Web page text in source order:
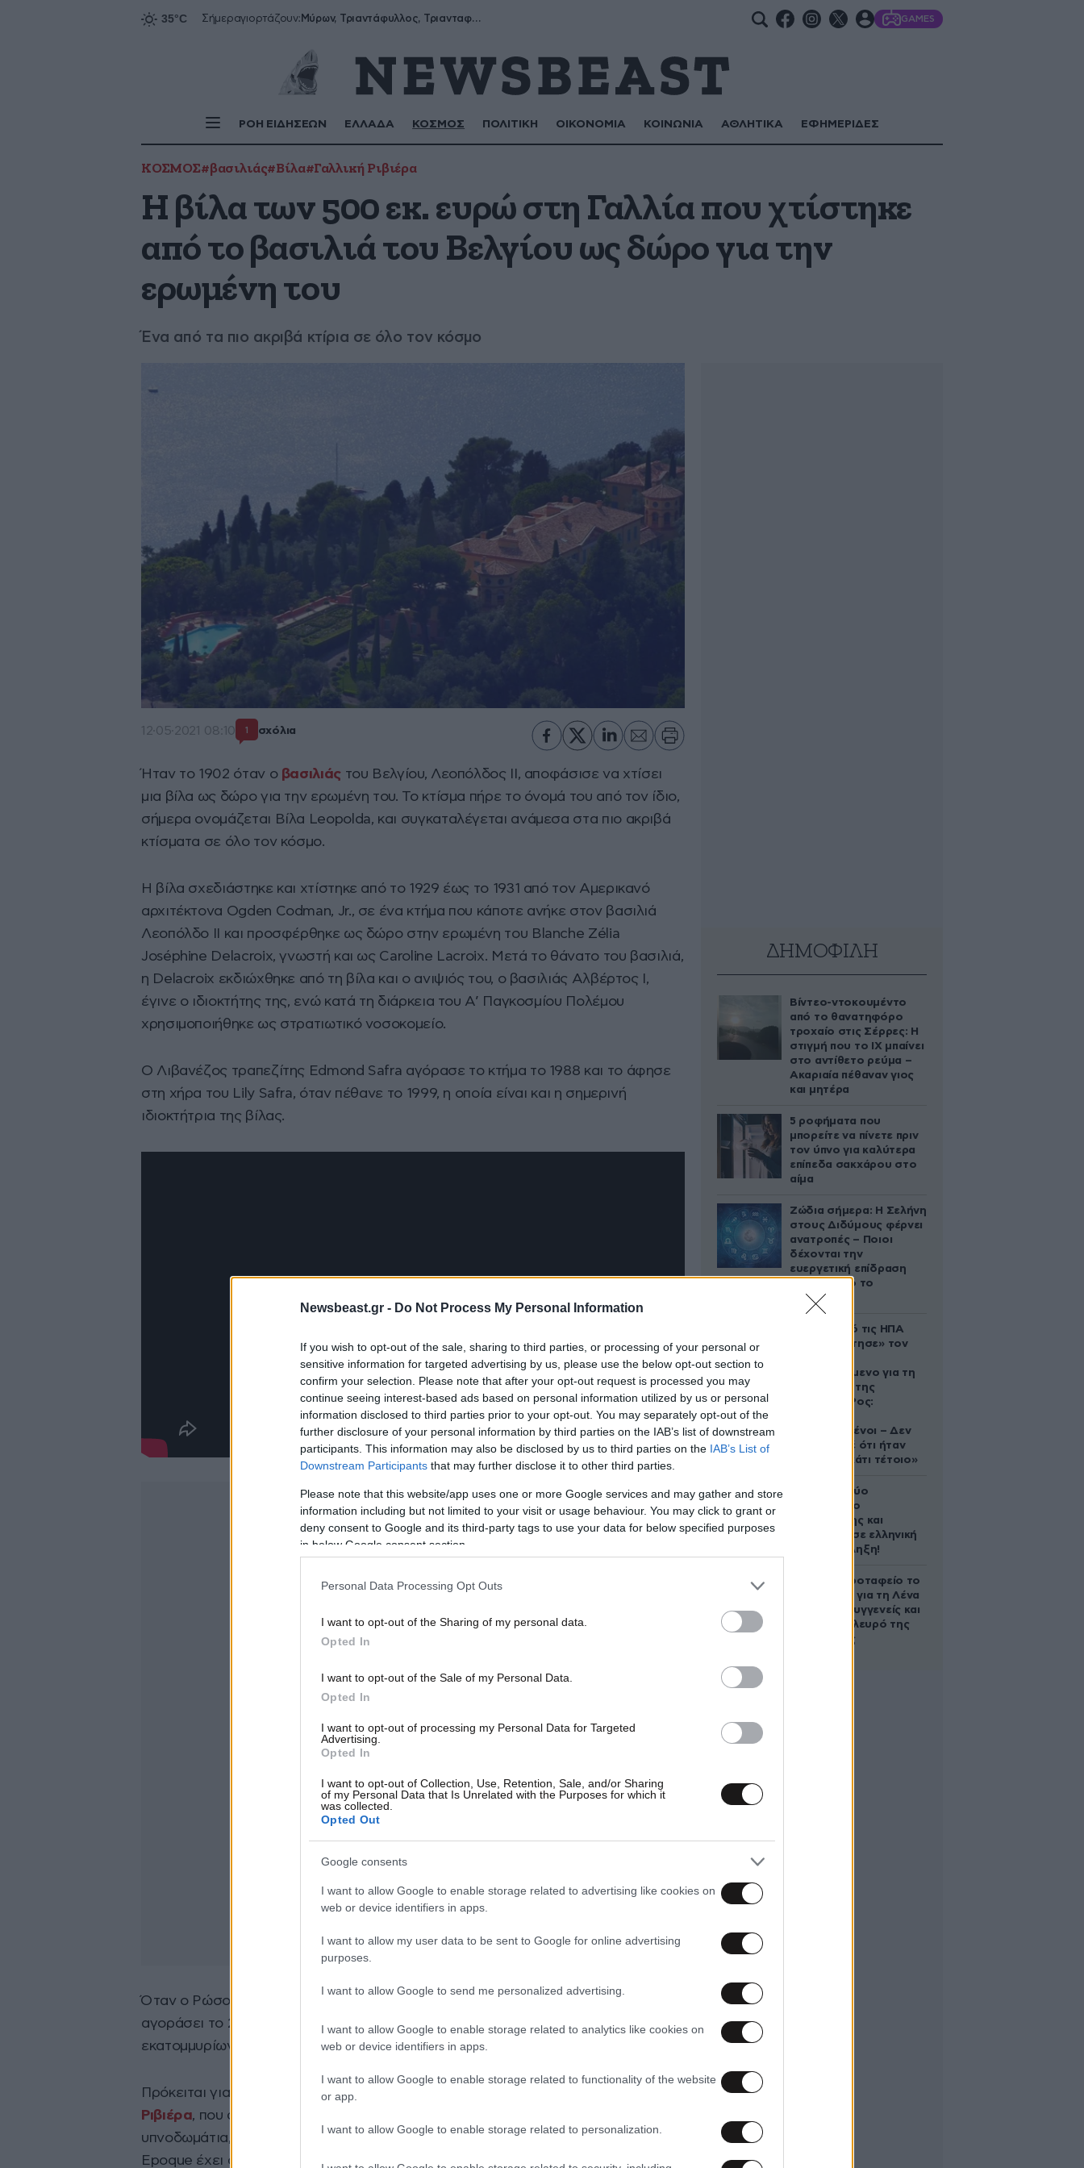
Newsbeast.gr - Do Not Process My Personal Information
If you wish to opt-out of the sale, sharing to third parties, or processing of your personal or
sensitive information for targeted advertising by us, please use the below opt-out section to
confirm your selection. Please note that after your opt-out request is processed you may
continue seeing interest-based ads based on personal information utilized by us or personal
information disclosed to third parties prior to your opt-out. You may separately opt-out of the
further disclosure of your personal information by third parties on the IAB’s list of downstream
participants. This information may also be disclosed by us to third parties on the IAB’s List of
Downstream Participants that may further disclose it to other third parties.
Please note that this website/app uses one or more Google services and may gather and store
information including but not limited to your visit or usage behaviour. You may click to grant or
deny consent to Google and its third-party tags to use your data for below specified purposes
in below Google consent section.
Personal Data Processing Opt Outs
I want to opt-out of the Sharing of my personal data.
Opted In
I want to opt-out of the Sale of my Personal Data.
Opted In
I want to opt-out of processing my Personal Data for Targeted
Advertising.
Opted In
I want to opt-out of Collection, Use, Retention, Sale, and/or Sharing
of my Personal Data that Is Unrelated with the Purposes for which it
was collected.
Opted Out
Google consents
I want to allow Google to enable storage related to advertising like cookies on
web or device identifiers in apps.
I want to allow my user data to be sent to Google for online advertising
purposes.
I want to allow Google to send me personalized advertising.
I want to allow Google to enable storage related to analytics like cookies on
web or device identifiers in apps.
I want to allow Google to enable storage related to functionality of the website
or app.
I want to allow Google to enable storage related to personalization.
Σήμεραγιορτάζουν: Μύρων, Τριαντάφυλλος, Τριανταφυλλιά, Φυλλιώ, Ρόζα GAMES
ΡΟΗ ΕΙΔΗΣΕΩΝ ΕΛΛΑΔΑ ΚΟΣΜΟΣ ΠΟΛΙΤΙΚΗ ΟΙΚΟΝΟΜΙΑ ΚΟΙΝΩΝΙΑ ΑΘΛΗΤΙΚΑ ΕΦΗΜΕΡΙΔΕΣ
ΚΟΣΜΟΣ#βασιλιάς#Βίλα#Γαλλική Ριβιέρα
Η βίλα των 500 εκ. ευρώ στη Γαλλία που χτίστηκε
από το βασιλιά του Βελγίου ως δώρο για την
ερωμένη του
Ένα από τα πιο ακριβά κτίρια σε όλο τον κόσμο
12·05·2021 08:10 1 σχόλια
Ήταν το 1902 όταν ο βασιλιάς του Βελγίου, Λεοπόλδος II, αποφάσισε να χτίσει
μια βίλα ως δώρο για την ερωμένη του. Το κτίσμα πήρε το όνομά του από τον ίδιο,
σήμερα ονομάζεται Βίλα Leopolda, και συγκαταλέγεται ανάμεσα στα πιο ακριβά
κτίσματα σε όλο τον κόσμο.
Η βίλα σχεδιάστηκε και χτίστηκε από το 1929 έως το 1931 από τον Αμερικανό
αρχιτέκτονα Ogden Codman, Jr., σε ένα κτήμα που κάποτε ανήκε στον βασιλιά
Λεοπόλδο II και προσφέρθηκε ως δώρο στην ερωμένη του Blanche Zélia
Joséphine Delacroix, γνωστή και ως Caroline Lacroix. Μετά το θάνατο του βασιλιά,
η Delacroix εκδιώχθηκε από τη βίλα και ο ανιψιός του, ο βασιλιάς Αλβέρτος I,
έγινε ο ιδιοκτήτης της, ενώ κατά τη διάρκεια του Α’ Παγκοσμίου Πολέμου
χρησιμοποιήθηκε ως στρατιωτικό νοσοκομείο.
Ο Λιβανέζος τραπεζίτης Edmond Safra αγόρασε το κτήμα το 1988 και το άφησε
στη χήρα του Lily Safra, όταν πέθανε το 1999, η οποία είναι και η σημερινή
ιδιοκτήτρια της βίλας.
Όταν ο Ρώσος δισεκατομμυριούχος Mikhail Prokhorov επιχείρησε να την
αγοράσει το 2008, η αξία της εκτιμήθηκε στο αστρονομικό ποσό των 500
εκατομμυρίων ευρώ -που ισοδυναμεί με περίπου 750 εκατομμύρια δολάρια τότε.
Πρόκειται για μια πολυτελέστατη βίλα στο Villefranche-sur-Mer, στη
Ριβιέρα, που απλώνεται σε μια έκταση 18 στρεμμάτων και διαθέτει 11
υπνοδωμάτια, 14 μπάνια, εξωτερική κουζίνα, πισίνα και ελικοδρόμιο. Σε στυλ Belle
Epoque έχει ανακηρυχθεί ως αρχιτεκτονικό μνημείο και έχει συμπεριληφθεί στη
ΔΗΜΟΦΙΛΗ
Βίντεο-ντοκουμέντο
από το θανατηφόρο
τροχαίο στις Σέρρες: Η
στιγμή που το ΙΧ μπαίνει
στο αντίθετο ρεύμα –
Ακαριαία πέθαναν γιος
και μητέρα
5 ροφήματα που
μπορείτε να πίνετε πριν
τον ύπνο για καλύτερα
επίπεδα σακχάρου στο
αίμα
Ζώδια σήμερα: Η Σελήνη
στους Διδύμους φέρνει
ανατροπές – Ποιοι
δέχονται την
ευεργετική επίδραση
του Δία από το
απόγευμα;
Ζευγάρι από τις ΗΠΑ
που «υιοθέτησε» τον
κατηγορούμενο για τη
δολοφονία της
Ελίζαμπεθ Ρος:
συντετριμμένοι – Δεν
έδειξε ποτέ ότι ήταν
ικανός για κάτι τέτοιο»
Ακυρώνει δύο
συμβόλαια ο
Λαρεντζάκης και
υπογράφει σε ελληνική
ομάδα-έκπληξη!
Στο Α’ Νεκροταφείο το
μνημόσυνο για τη Λένα
Σαμαρά – Συγγενείς και
φίλοι στο πλευρό της
οικογένειας